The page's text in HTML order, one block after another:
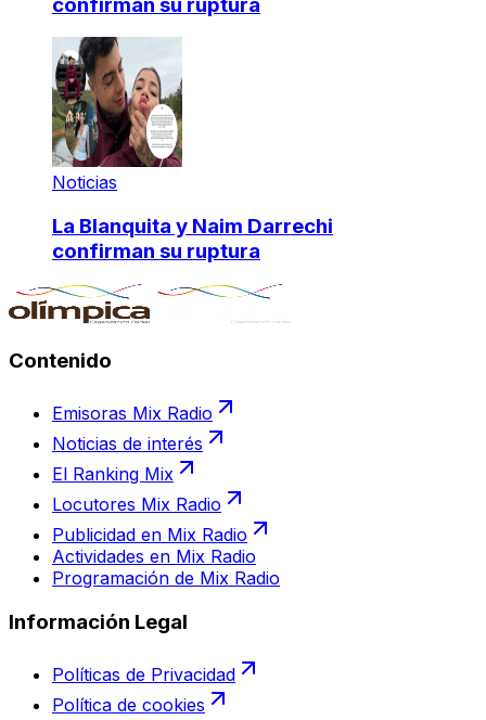
Noticias
La Blanquita y Naim Darrechi
confirman su ruptura
Contenido
Emisoras Mix Radio
Noticias de interés
El Ranking Mix
Locutores Mix Radio
Publicidad en Mix Radio
Actividades en Mix Radio
Programación de Mix Radio
Información Legal
Políticas de Privacidad
Política de cookies